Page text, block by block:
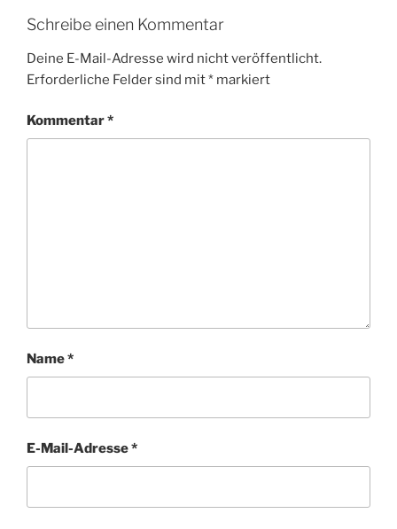
Schreibe einen Kommentar
Deine E-Mail-Adresse wird nicht veröffentlicht.
Erforderliche Felder sind mit* markiert
Kommentar*
Name*
E-Mail-Adresse*